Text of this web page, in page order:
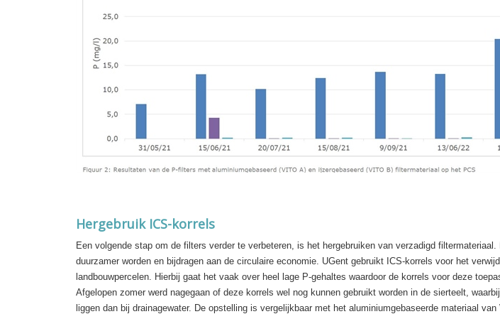
Hergebruik ICS-korrels
Een volgende stap om de filters verder te verbeteren, is het hergebruiken van verzadigd
duurzamer worden en bijdragen aan de circulaire economie. UGent gebruikt ICS-korrels voor het
landbouwpercelen. Hierbij gaat het vaak over heel lage P-gehaltes waardoor de korrels voor deze
Afgelopen zomer werd nagegaan of deze korrels wel nog kunnen gebruikt worden in de sierteelt,
liggen dan bij drainagewater. De opstelling is vergelijkbaar met het aluminiumgebaseerde materiaal